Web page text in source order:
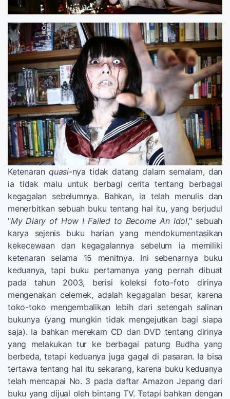
Ketenaranquasi-nya tidak datang dalam semalam, dan
ia tidak malu untuk berbagi cerita tentang berbagai
kegagalan sebelumnya. Bahkan, ia telah menulis dan
menerbitkan sebuah buku tentang hal itu, yang berjudul
"My Diary of How I Failed to Become An Idol," sebuah
karya sejenis buku harian yang mendokumentasikan
kekecewaan dan kegagalannya sebelum ia memiliki
ketenaran selama 15 menitnya. Ini sebenarnya buku
keduanya, tapi buku pertamanya yang pernah dibuat
pada tahun 2003, berisi koleksi foto-foto dirinya
mengenakan celemek, adalah kegagalan besar, karena
toko-toko mengembalikan lebih dari setengah salinan
bukunya (yang mungkin tidak mengejutkan bagi siapa
saja). Ia bahkan merekam CD dan DVD tentang dirinya
yang melakukan tur ke berbagai patung Budha yang
berbeda, tetapi keduanya juga gagal di pasaran. Ia bisa
tertawa tentang hal itu sekarang, karena buku keduanya
telah mencapai No. 3 pada daftar Amazon Jepang dari
buku yang dijual oleh bintang TV. Tetapi bahkan dengan